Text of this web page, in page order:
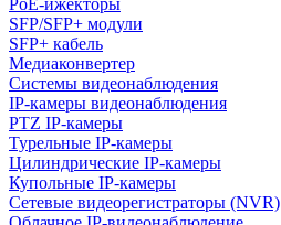
PoE-ижекторы
SFP/SFP+ модули
SFP+ кабель
Медиаконвертер
Системы видеонаблюдения
IP-камеры видеонаблюдения
PTZ IP-камеры
Турельные IP-камеры
Цилиндрические IP-камеры
Купольные IP-камеры
Сетевые видеорегистраторы (NVR)